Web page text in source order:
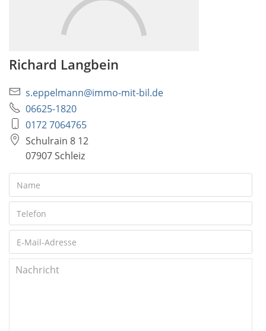
Richard Langbein
s.eppelmann@immo-mit-bil.de
06625-1820
0172 7064765
Schulrain 8 12
07907 Schleiz